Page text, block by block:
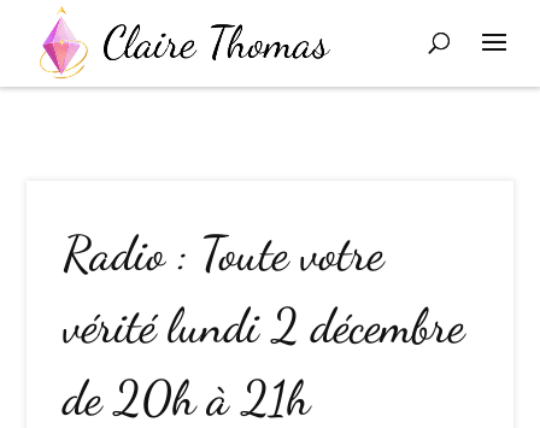
Radio : Toute votre
vérité lundi 2 décembre
de 20h à 21h